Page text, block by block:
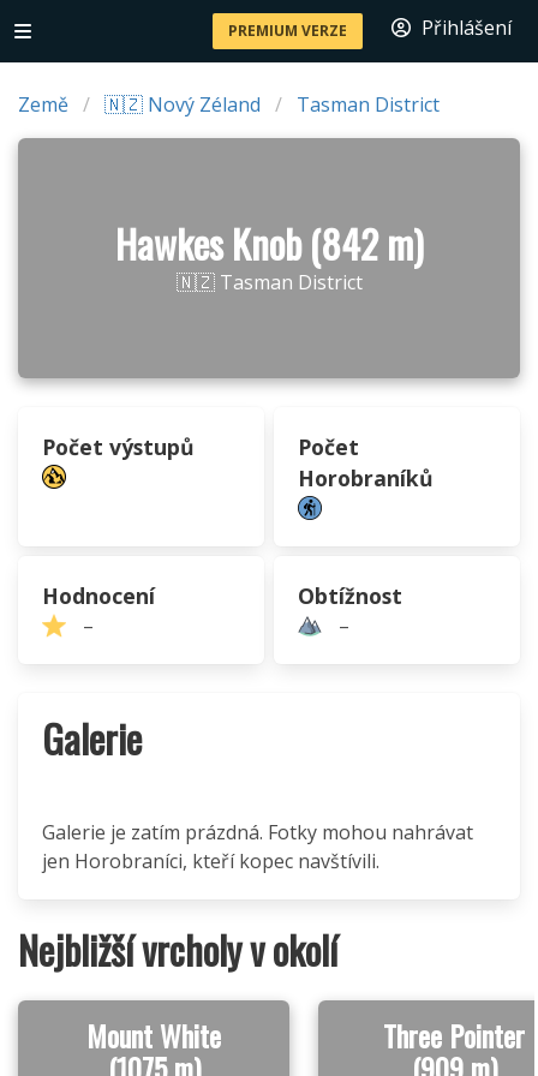
PREMIUM VERZE Přihlášení
Země 🇳🇿 Nový Zéland Tasman District
Hawkes Knob (842 m)
🇳🇿 Tasman District
Počet výstupů
Počet
Horobraníků
Hodnocení
–
Obtížnost
–
Galerie
Galerie je zatím prázdná. Fotky mohou nahrávat
jen Horobraníci, kteří kopec navštívili.
Nejbližší vrcholy v okolí
Mount White Three Pointer